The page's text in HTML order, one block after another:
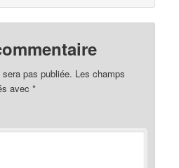
pas publiée. Les champs
avec*